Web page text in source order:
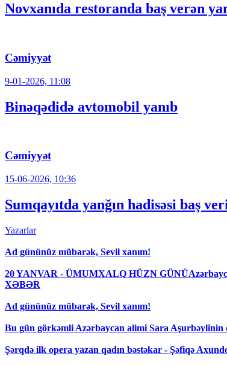
Novxanıda restoranda baş verən
Cəmiyyət
9-01-2026, 11:08
Binəqədidə avtomobil yanıb
Cəmiyyət
15-06-2026, 10:36
Sumqayıtda yanğın hadisəsi baş
Yazarlar
Ad gününüz mübarək, Sevil xanım!
20 YANVAR - ÜMUMXALQ HÜZN
XƏBƏR
Ad gününüz mübarək, Sevil xanım!
Bu gün görkəmli Azərbaycan alimi Sara
Şərqdə ilk opera yazan qadın bəstəkar - Şəfiqə